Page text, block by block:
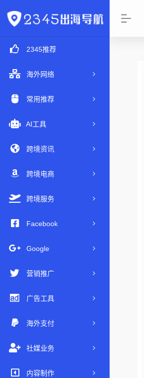
2345推荐
海外网络
常用推荐
AI工具
跨境资讯
跨境电商
跨境服务
Facebook
Google
营销推广
广告工具
海外支付
社媒业务
内容制作